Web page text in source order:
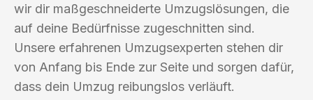
wir dir maßgeschneiderte Umzugslösungen, die
auf deine Bedürfnisse zugeschnitten sind.
Unsere erfahrenen Umzugsexperten stehen dir
von Anfang bis Ende zur Seite und sorgen dafür,
dass dein Umzug reibungslos verläuft.